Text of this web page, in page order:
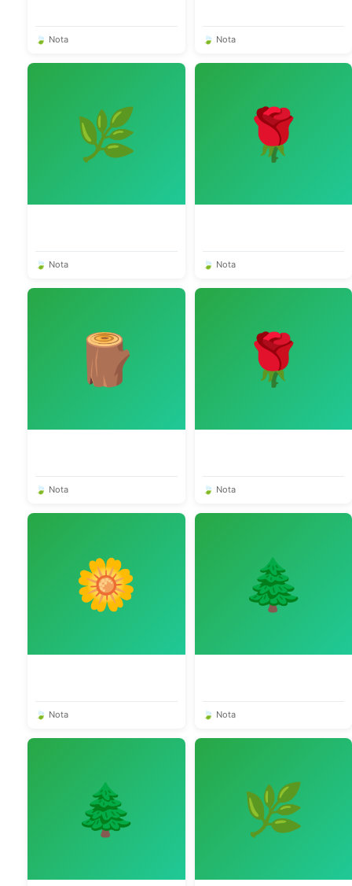
🍃 Nota 🍃 Nota
🌿
🍃 Nota
🌹
🍃 Nota
🪵
🍃 Nota
🌹
🍃 Nota
🌼
🍃 Nota
🌲
🍃 Nota
🌲 🌿